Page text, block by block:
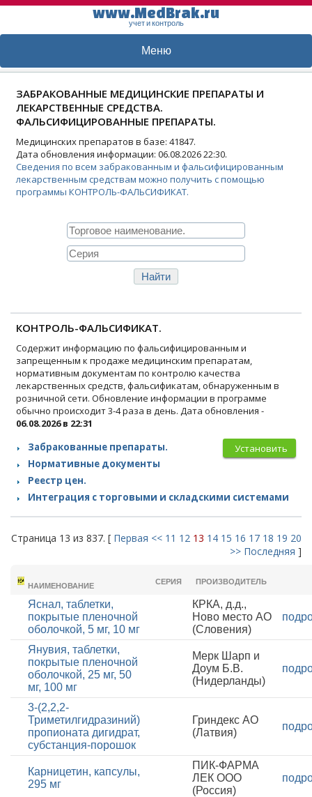
www.MedBrak.ru
учет и контроль
Меню
ЗАБРАКОВАННЫЕ МЕДИЦИНСКИЕ ПРЕПАРАТЫ И
ЛЕКАРСТВЕННЫЕ СРЕДСТВА.
ФАЛЬСИФИЦИРОВАННЫЕ ПРЕПАРАТЫ.
Медицинских препаратов в базе: 41847.
Дата обновления информации: 06.08.2026 22:30.
Сведения по всем забракованным и фальсифицированным
лекарственным средствам можно получить с помощью
программы КОНТРОЛЬ-ФАЛЬСИФИКАТ.
КОНТРОЛЬ-ФАЛЬСИФИКАТ.
Содержит информацию по фальсифицированным и
запрещенным к продаже медицинским препаратам,
нормативным документам по контролю качества
лекарственных средств, фальсификатам, обнаруженным в
розничной сети. Обновление информации в программе
обычно происходит 3-4 раза в день. Дата обновления -
06.08.2026 в 22:31
Установить
Забракованные препараты.
Нормативные документы
Реестр цен.
Интеграция с торговыми и складскими системами
Страница 13 из 837. [ Первая << 11 12 13 14 15 16 17 18 19 20
>> Последняя ]
НАИМЕНОВАНИЕ
СЕРИЯ ПРОИЗВОДИТЕЛЬ
Яснал, таблетки,
покрытые пленочной
оболочкой, 5 мг, 10 мг
КРКА, д.д.,
Ново место АО
(Словения)
Янувия, таблетки,
покрытые пленочной
оболочкой, 25 мг, 50
мг, 100 мг
Мерк Шарп и
Доум Б.В.
(Нидерланды)
3-(2,2,2-
Триметилгидразиний)
пропионата дигидрат,
субстанция-порошок
Гриндекс АО
(Латвия)
Карницетин, капсулы,
295 мг
ПИК-ФАРМА
ЛЕК ООО
(Россия)